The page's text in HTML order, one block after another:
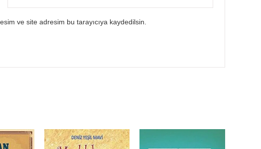
ve site adresim bu tarayıcıya kaydedilsin.